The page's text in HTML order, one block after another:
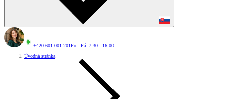
+420 601 001 201Po - Pá: 7:30 - 16:00
Úvodná stránka